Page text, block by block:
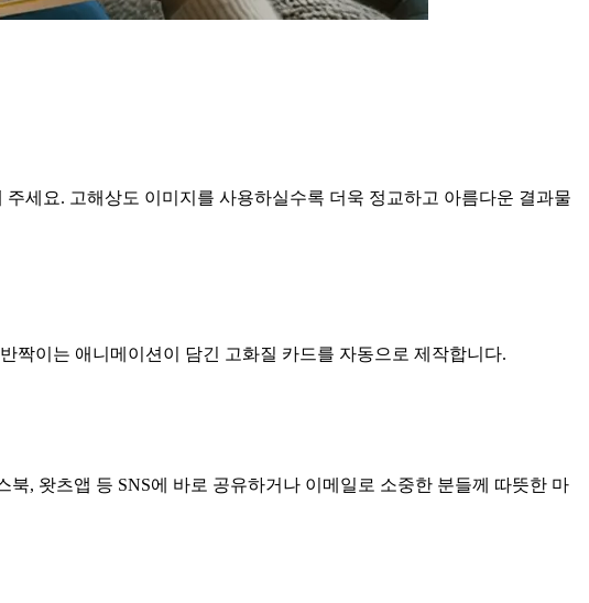
세요. 고해상도 이미지를 사용하실수록 더욱 정교하고 아름다운 결과물
짝이는 애니메이션이 담긴 고화질 카드를 자동으로 제작합니다.
, 왓츠앱 등 SNS에 바로 공유하거나 이메일로 소중한 분들께 따뜻한 마